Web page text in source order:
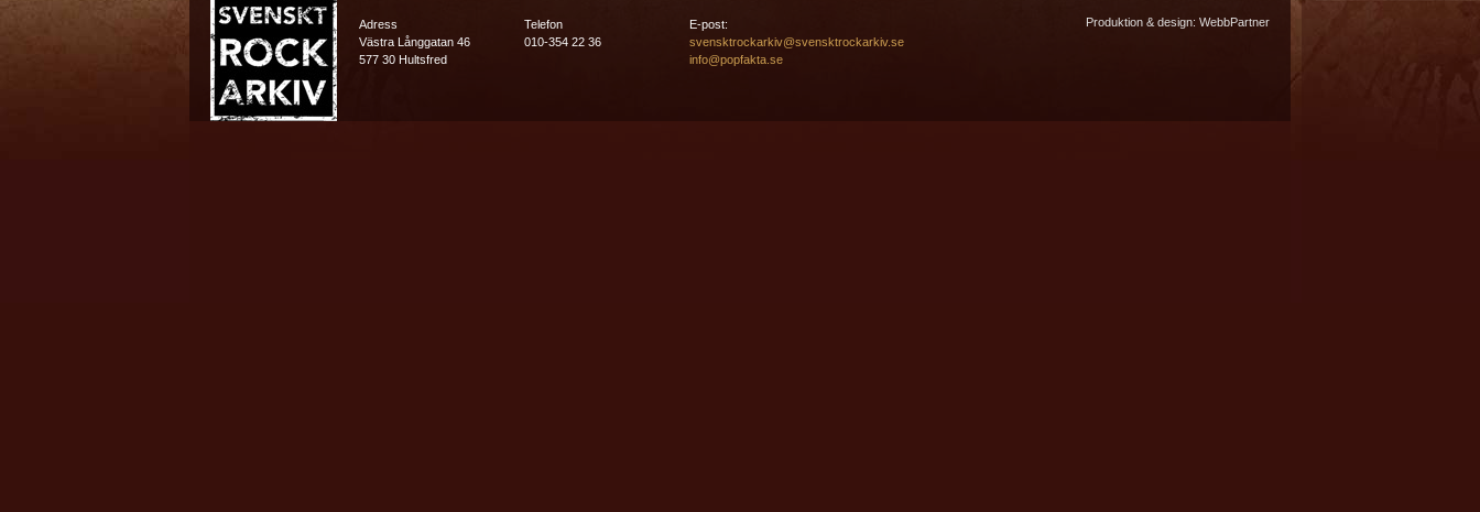
Adress
Västra Långgatan 46
577 30 Hultsfred
Telefon
010-354 22 36
E-post:
svensktrockarkiv@svensktrockarkiv.se
info@popfakta.se
Produktion & design: WebbPartner